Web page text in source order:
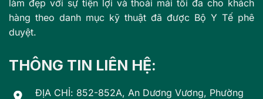
làm đẹp với sự tiện lợi và thoải mái tối đa cho khách
hàng theo danh mục kỹ thuật đã được Bộ Y Tế phê
duyệt.
THÔNG TIN LIÊN HỆ:
ĐỊA CHỈ: 852-852A, An Dương Vương, Phường